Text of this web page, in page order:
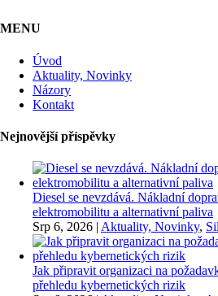
MENU
Úvod
Aktuality, Novinky
Názory
Kontakt
Nejnovější příspěvky
Diesel se nevzdává. Nákladní
elektromobilitu a alternativní paliva
Srp 6, 2026 | Aktuality, Novinky,
Jak připravit organizaci na
přehledu kybernetických rizik